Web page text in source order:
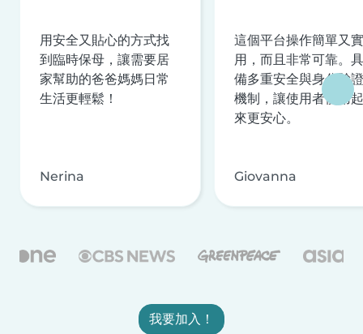
用安全又貼心的方式找
到臨時保母，讓需要居
家幫助的爸爸媽媽日常
生活更輕鬆！
Nerina
這個平台操作簡單又實
用，而且非常可靠。具
備多重安全與身分驗證
機制，讓使用者使用起
來更安心。
Giovanna
我要加入！